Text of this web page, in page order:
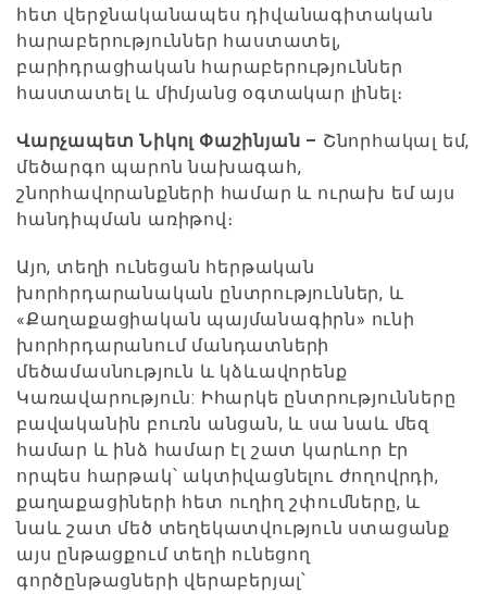
հետ վերջնականապես դիվանագիտական
հարաբերություններ հաստատել,
բարիդրացիական հարաբերություններ
հաստատել և միմյանց օգտակար լինել։
Վարչապետ Նիկոլ Փաշինյան – Շնորհակալ եմ,
մեծարգո պարոն նախագահ,
շնորհավորանքների համար և ուրախ եմ այս
հանդիպման առիթով։
Այո, տեղի ունեցան հերթական
խորհրդարանական ընտրություններ, և
«Քաղաքացիական պայմանագիրն» ունի
խորհրդարանում մանդատների
մեծամասնություն և կձևավորենք
Կառավարություն: Իհարկե ընտրությունները
բավականին բուռն անցան, և սա նաև մեզ
համար և ինձ համար էլ շատ կարևոր էր
որպես հարթակ՝ ակտիվացնելու ժողովրդի,
քաղաքացիների հետ ուղիղ շփումները, և
նաև շատ մեծ տեղեկատվություն ստացանք
այս ընթացքում տեղի ունեցող
գործընթացների վերաբերյալ՝